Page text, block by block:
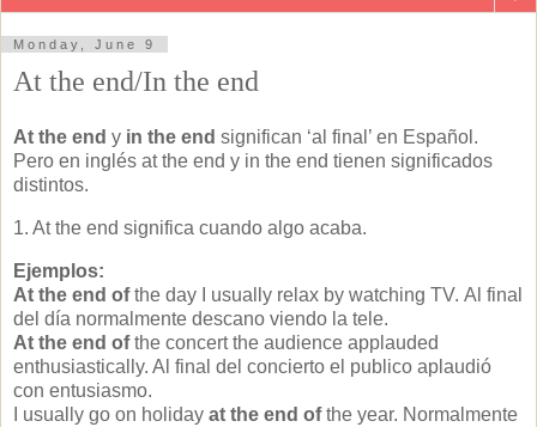
Monday, June 9
At the end/In the end
At the end y in the end significan ‘al final’ en Español.
Pero en inglés at the end y in the end tienen significados
distintos.
1. At the end significa cuando algo acaba.
Ejemplos:
At the end ofthe day I usually relax by watching TV.Al final
del día normalmente descano viendo la tele.
At the end ofthe concert the audience applauded
enthusiastically.Al final del concierto el publico aplaudió
con entusiasmo.
I usually go on holidayat the end ofthe year. Normalmente